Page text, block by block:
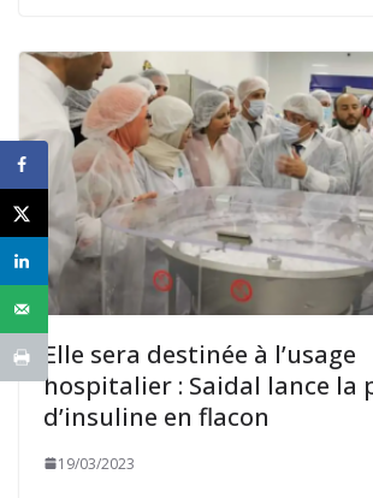
Elle sera destinée à l’usage
hospitalier : Saidal lance la
d’insuline en flacon
19/03/2023